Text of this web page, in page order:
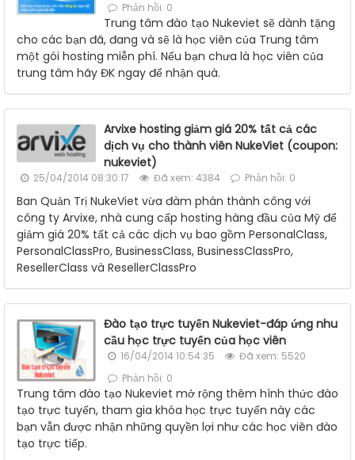
Phản hồi: 0
Trung tâm đào tạo Nukeviet sẽ dành tặng
cho các bạn đã, đang và sẽ là học viên của Trung tâm
một gói hosting miễn phí. Nếu bạn chưa là học viên của
trung tâm hãy ĐK ngay để nhận quà.
Arvixe hosting giảm giá 20% tất cả các
dịch vụ cho thành viên NukeViet (coupon:
nukeviet)
25/04/2014 08:30:17 Đã xem: 4384 Phản hồi: 0
Ban Quản Trị NukeViet vừa đàm phán thành công với
công ty Arvixe, nhà cung cấp hosting hàng đầu của Mỹ để
giảm giá 20% tất cả các dịch vụ bao gồm PersonalClass,
PersonalClassPro, BusinessClass, BusinessClassPro,
ResellerClass và ResellerClassPro
Đào tạo trực tuyến Nukeviet-đáp ứng nhu
cầu học trực tuyến của học viên
16/04/2014 10:54:35
Đã xem: 5520
Phản hồi: 0
Trung tâm đào tạo Nukeviet mở rộng thêm hình thức đào
tạo trực tuyến, tham gia khóa học trực tuyến này các
bạn vẫn được nhận những quyền lợi như các học viên đào
tạo trực tiếp.